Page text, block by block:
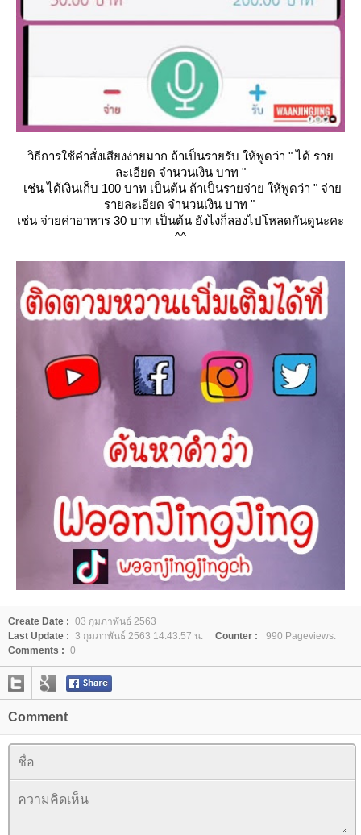
วิธีการใช้คำสั่งเสียงง่ายมาก ถ้าเป็นรายรับ ให้พูดว่า " ได้ รา
ละเอียด จำนวนเงิน บาท "
เช่น ได้เงินเก็บ 100 บาท เป็นต้น ถ้าเป็นรายจ่าย ให้พูดว่า " จ่า
รายละเอียด จำนวนเงิน บาท "
เช่น จ่ายค่าอาหาร 30 บาท เป็นต้น ยังไงก็ลองไปโหลดกันดูนะคะ
^^
Create Date : 03 กุมภาพันธ์ 2563
Last Update : 3 กุมภาพันธ์ 2563 14:43:57 น. Counter :
990 Pageviews.
Comments : 0
Comment